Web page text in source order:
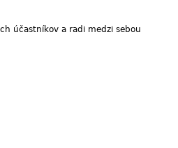
účastníkov a radi medzi sebou